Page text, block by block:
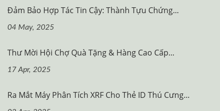
Đảm Bảo Hợp Tác Tin Cậy: Thành Tựu Chứng...
04 May, 2025
Thư Mời Hội Chợ Quà Tặng & Hàng Cao Cấp...
17 Apr, 2025
Ra Mắt Máy Phân Tích XRF Cho Thẻ ID Thú Cưng...